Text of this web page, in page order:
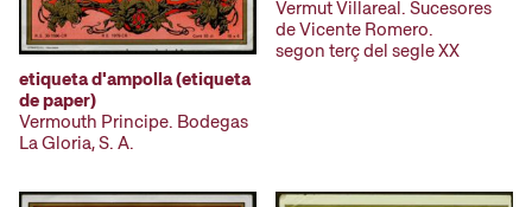
etiqueta d'ampolla (etiqueta
de paper)
Vermouth Principe. Bodegas
La Gloria, S. A.
Vermut Villareal. Sucesores
de Vicente Romero.
segon terç del segle XX